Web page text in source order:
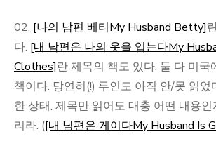
02. [나의 남편 베티My Husband Betty]
다. [내 남편은 나의 옷을 입는다My
Clothes]란 제목의 책도 있다. 둘 다 미국
책이다. 당연히(!) 루인도 아직 안/못 읽었
한 상태. 제목만 읽어도 대충 어떤 내용
리라. ([내 남편은 게이다My Husband Is